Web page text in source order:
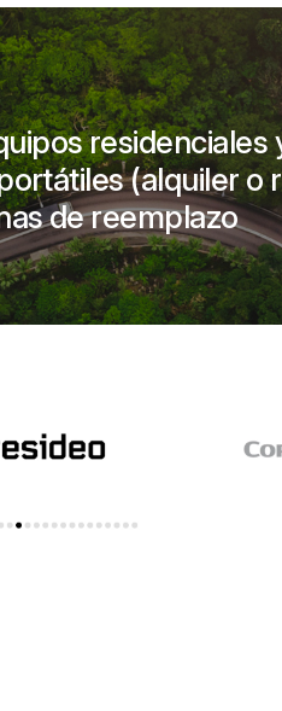
residenciales
(alquiler o
de reemplazo